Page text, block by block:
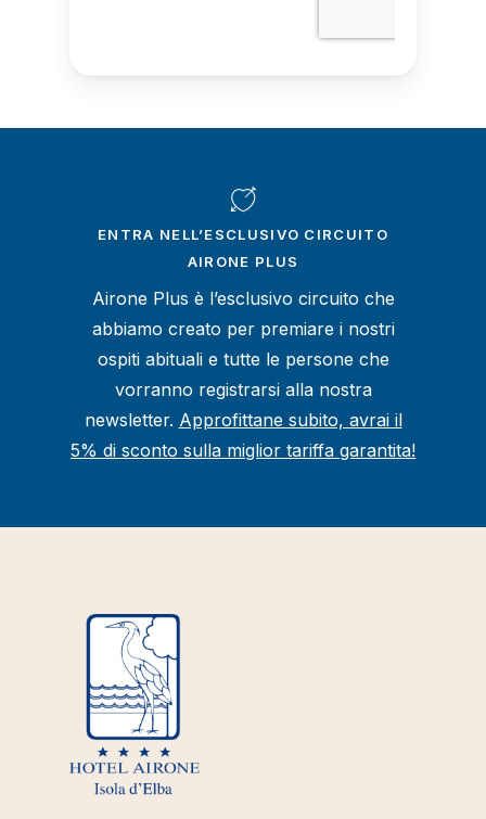
ENTRA NELL’ESCLUSIVO CIRCUITO
AIRONE PLUS
Airone Plus è l’esclusivo circuito che
abbiamo creato per premiare i nostri
ospiti abituali e tutte le persone che
vorranno registrarsi alla nostra
newsletter. Approfittane subito, avrai il
5% di sconto sulla miglior tariffa garantita!